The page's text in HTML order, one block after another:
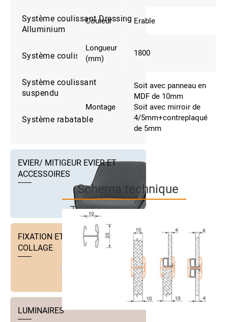
Système coulissant Dressing
Alluminium
Système coulissant Placard
Système coulissant
suspendu
Système rabatable
EVIER/ MITIGEUR EVIER ET
ACCESSOIRES
FIXATION ET TECHNIQUE DE
COLLAGE
LUMINAIRES
Couleur Erable
Longueur
(mm)
1800
Montage
Soit avec panneau en
MDF de 10mm
Soit avec mirroir de
4/5mm+contreplaqué
de 5mm
Schema technique
Télécharger